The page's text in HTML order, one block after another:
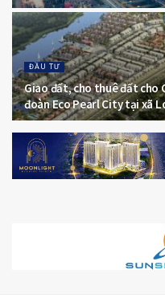
ĐẦU TƯ
Giao đất, cho thuê đất cho
đoàn Eco Pearl City tại xã